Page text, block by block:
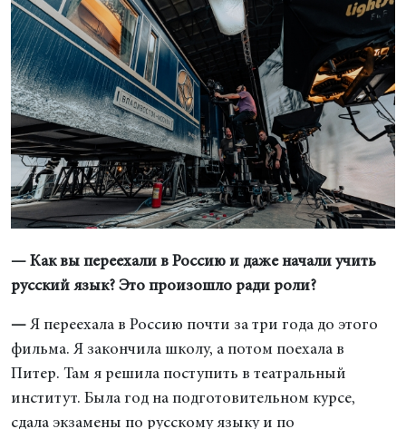
— Как вы переехали в Россию и даже начали учить
русский язык? Это произошло ради роли?
— Я переехала в Россию почти за три года до этого
фильма. Я закончила школу, а потом поехала в
Питер. Там я решила поступить в театральный
институт. Была год на подготовительном курсе,
сдала экзамены по русскому языку и по